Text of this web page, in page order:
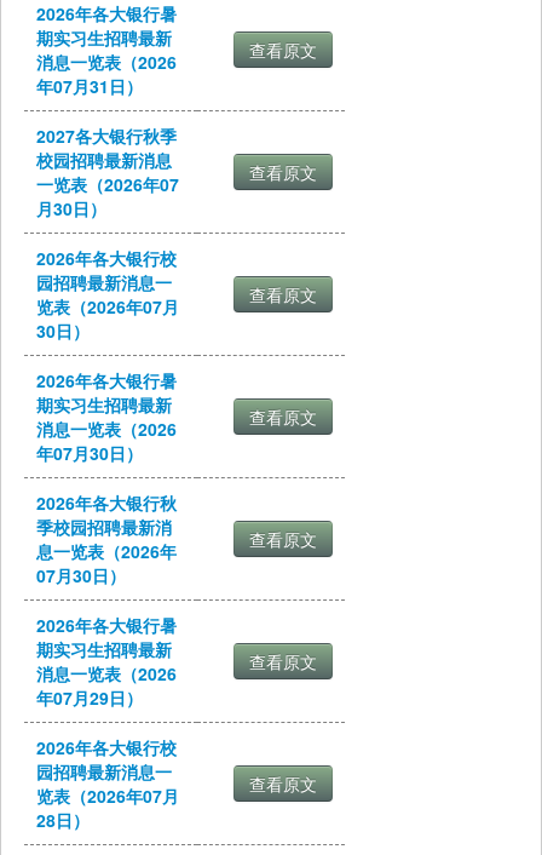
2026年各大银行暑
期实习生招聘最新
消息一览表（2026
年07月31日）
2027各大银行秋季
校园招聘最新消息
一览表（2026年07
月30日）
2026年各大银行校
园招聘最新消息一
览表（2026年07月
30日）
2026年各大银行暑
期实习生招聘最新
消息一览表（2026
年07月30日）
2026年各大银行秋
季校园招聘最新消
息一览表（2026年
07月30日）
2026年各大银行暑
期实习生招聘最新
消息一览表（2026
年07月29日）
2026年各大银行校
园招聘最新消息一
览表（2026年07月
28日）